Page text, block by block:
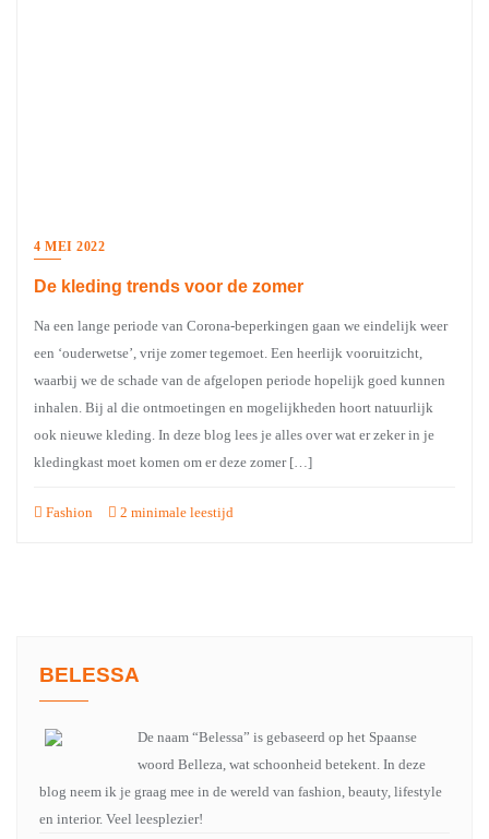
4 MEI 2022
De kleding trends voor de zomer
Na een lange periode van Corona-beperkingen gaan we eindelijk weer
een ‘ouderwetse’, vrije zomer tegemoet. Een heerlijk vooruitzicht,
waarbij we de schade van de afgelopen periode hopelijk goed kunnen
inhalen. Bij al die ontmoetingen en mogelijkheden hoort natuurlijk
ook nieuwe kleding. In deze blog lees je alles over wat er zeker in je
kledingkast moet komen om er deze zomer […]
Fashion 2 minimale leestijd
BELESSA
De naam “Belessa” is gebaseerd op het Spaanse
woord Belleza, wat schoonheid betekent. In deze
blog neem ik je graag mee in de wereld van fashion, beauty, lifestyle
en interior. Veel leesplezier!